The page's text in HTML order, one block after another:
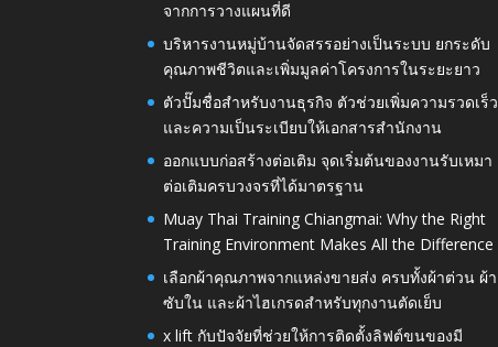
จากการวางแผนที่ดี
บริหารงานหมู่บ้านจัดสรรอย่างเป็นระบบ ยกระดับ
คุณภาพชีวิตและเพิ่มมูลค่าโครงการในระยะยาว
ตัวปั๊มชื่อสำหรับงานธุรกิจ ตัวช่วยเพิ่มความรวดเร็ว
และความเป็นระเบียบให้เอกสารสำนักงาน
ออกแบบก่อสร้างต่อเติม จุดเริ่มต้นของงานรับเหมา
ต่อเติมครบวงจรที่ได้มาตรฐาน
Muay Thai Training Chiangmai: Why the Right
Training Environment Makes All the Difference
เลือกผ้าคุณภาพจากแหล่งขายส่ง ครบทั้งผ้าต่วน ผ้า
ซับใน และผ้าไฮเกรดสำหรับทุกงานตัดเย็บ
x lift กับปัจจัยที่ช่วยให้การติดตั้งลิฟต์ขนของมี